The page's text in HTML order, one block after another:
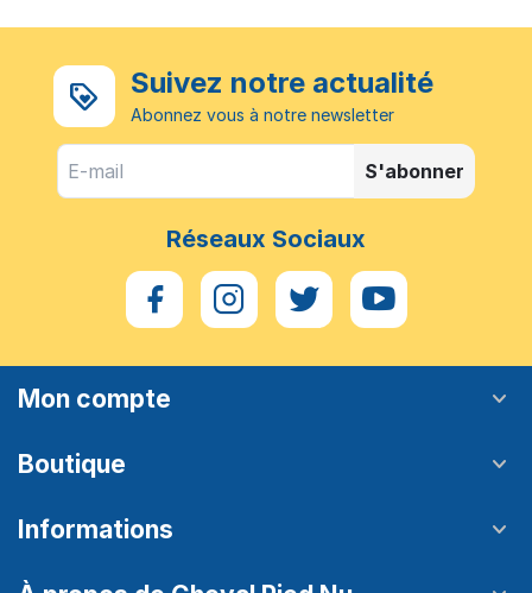
Suivez notre actualité
Abonnez vous à notre newsletter
S'abonner
Réseaux Sociaux
Mon compte
Boutique
Informations